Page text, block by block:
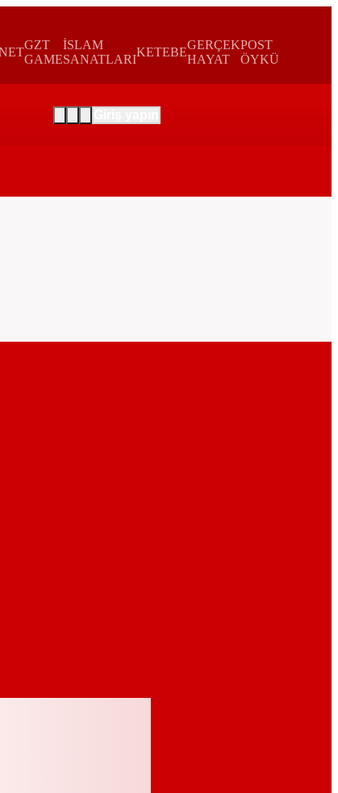
GZT
GAME
İSLAM
SANATLARI
KETEBE
GERÇEK
HAYAT
POST
ÖYKÜ